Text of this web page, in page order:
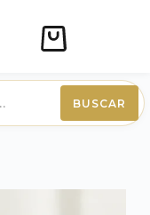
Carro
compra
BUSCAR